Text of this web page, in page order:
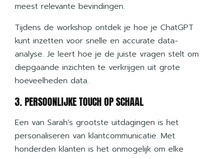
meest relevante bevindingen.
Tijdens de workshop ontdek je hoe je ChatGPT
kunt inzetten voor snelle en accurate data-
analyse. Je leert hoe je de juiste vragen stelt om
diepgaande inzichten te verkrijgen uit grote
hoeveelheden data.
3. PERSOONLIJKE TOUCH OP SCHAAL
Een van Sarah’s grootste uitdagingen is het
personaliseren van klantcommunicatie. Met
honderden klanten is het onmogelijk om elke